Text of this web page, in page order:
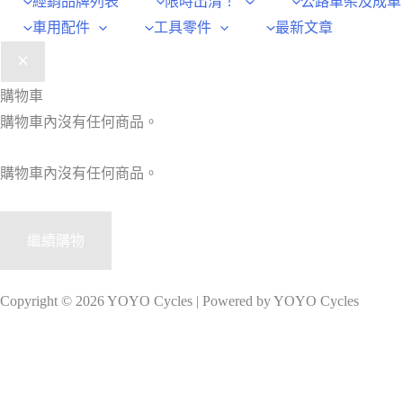
車用配件
工具零件 最新文章
購物車
購物車內沒有任何商品。
購物車內沒有任何商品。
繼續購物
Copyright © 2026 YOYO Cycles | Powered by YOYO Cycles